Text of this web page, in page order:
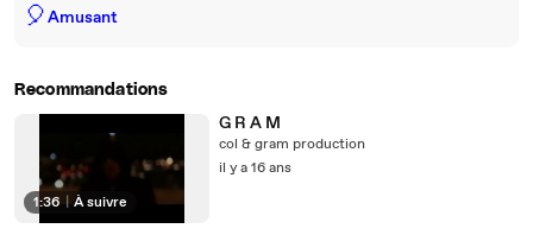
🎈Amusant
Recommandations
1:36 À suivre
G R A M
col & gram production
il y a 16 ans